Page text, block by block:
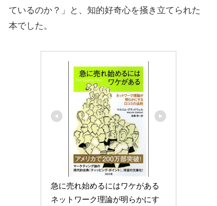
ているのか？」と、知的好奇心を掻き立てられた
本でした。
急に売れ始めるにはワケがある
ネットワーク理論が明らかにす